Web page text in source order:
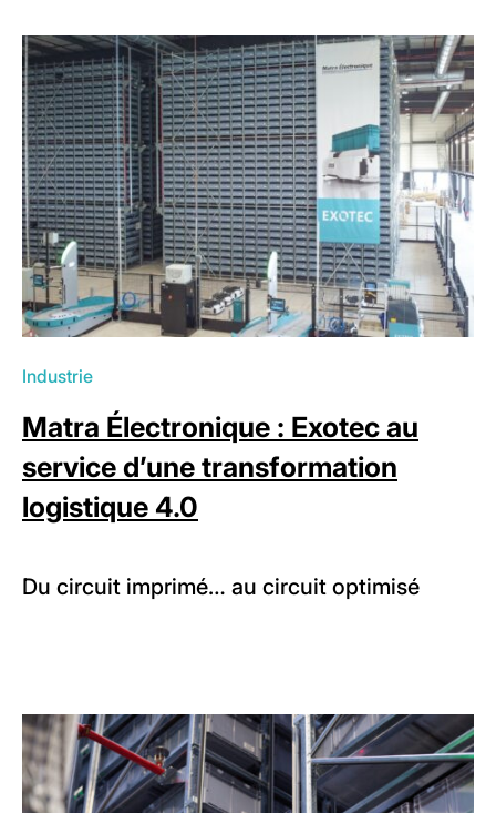
Industrie
Matra Électronique : Exotec au
service d’une transformation
logistique 4.0
Du circuit imprimé… au circuit optimisé